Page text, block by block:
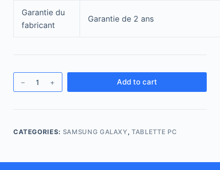
Garantie du
fabricant
Garantie de 2 ans
Add to cart
CATEGORIES: SAMSUNG GALAXY,TABLETTE PC